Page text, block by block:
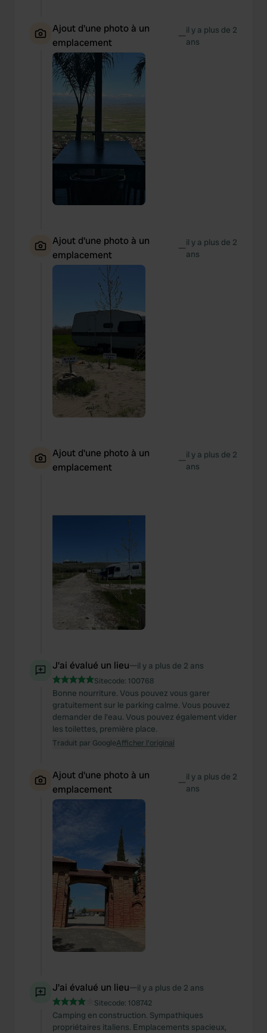
Ajout d'une photo à un
emplacement
—il y a plus de 2
ans
Ajout d'une photo à un
emplacement
—il y a plus de 2
ans
Ajout d'une photo à un
emplacement
—il y a plus de 2
ans
J'ai évalué un lieu—il y a plus de 2 ans
Sitecode: 100768
Bonne nourriture. Vous pouvez vous garer
gratuitement sur le parking calme. Vous pouvez
demander de l'eau. Vous pouvez également vider
les toilettes, première place.
Traduit par GoogleAfficher l'original
Ajout d'une photo à un
emplacement
—il y a plus de 2
ans
J'ai évalué un lieu—il y a plus de 2 ans
Sitecode: 108742
Camping en construction. Sympathiques
propriétaires italiens. Emplacements spacieux,